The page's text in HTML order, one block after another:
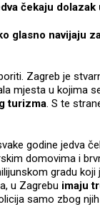
čekaju dolazak
glasno navijaju
Zagreb je
mjesta u kojima
turizma. S te
godine jedva
domovima i
gradu
u Zagrebu imaju
samo zbog